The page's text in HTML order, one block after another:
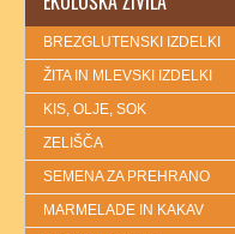
BREZGLUTENSKI IZDELKI
ŽITA IN MLEVSKI IZDELKI
KIS, OLJE, SOK
ZELIŠČA
SEMENA ZA PREHRANO
MARMELADE IN KAKAV